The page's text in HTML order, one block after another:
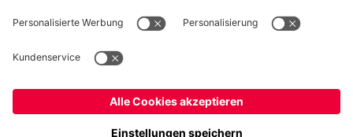
Cookie Details
Preise inklusive MwSt. und zzgl. Versandkosten
© FC Bayern München AG
Ja,Deutschland, um dorthin zu liefern!